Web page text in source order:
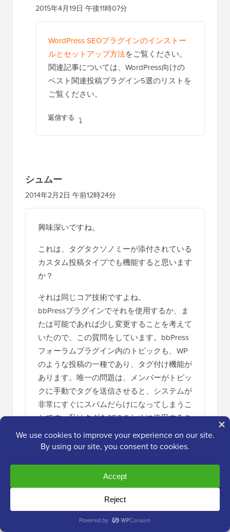
2015年4月19日 午後11時07分
WordPress SEOプラグインのインストー
ルとセットアップ方法をご覧ください。
関連記事については、WordPress向けの
ベスト関連投稿プラグイン5選のリストを
ご覧ください。
返信する
シュムー
2014年2月2日 午前12時24分
興味深いですね。
これは、タグタクソノミーが添付されている
カスタム投稿タイプでも機能すると思います
か？
それは同じコア技術ですよね。
bbPressプラグインでそれを使用するか、ま
たは可能であれば少し変更することを考えて
いたので、この質問をしています。bbPress
フォーラムプラグイン内のトピックも、WP
のような投稿の一種であり、タグ付け機能が
あります。唯一の問題は、メンバーがトピッ
クに手動でタグを送信させると、システムが
非常にすぐにスパムだらけになってしまうこ
とです。私はタグをSEOのために使用するこ
と全体を信じていません。タグは、タグを非
常に慎重に選び、やりすぎないようにすれ
ィルタリング要素として見ています。
た。彼らはまた、Foundationのどの要素につ
いて質問しているかに基づいて、各トピック